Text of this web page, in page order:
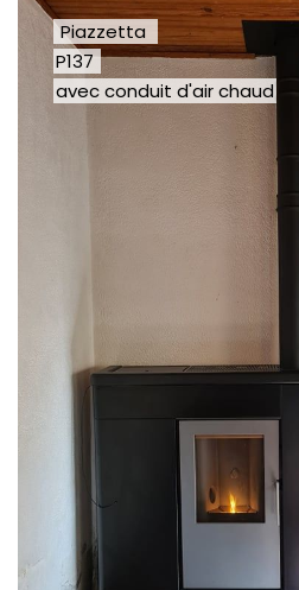
Piazzetta
P137
avec conduit d'air chaud